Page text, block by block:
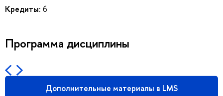
Кредиты: 6
Программа дисциплины
Дополнительные материалы в LMS